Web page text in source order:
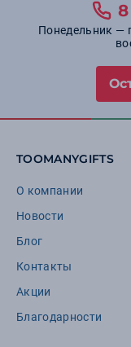
Понедельник —
TOOMANYGIFTS
О компании
Новости
Блог
Контакты
Акции
Благодарности